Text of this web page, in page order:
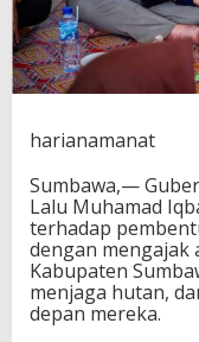
a
h
n
r
a
P
e
n
j
harianamanat
Sumbawa,—
Lalu Muhamad
terhadap
dengan mengajak
Kabupaten
menjaga hutan,
depan mereka.